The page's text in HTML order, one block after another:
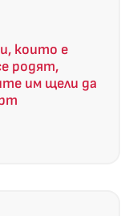
които е
родят,
им щели да